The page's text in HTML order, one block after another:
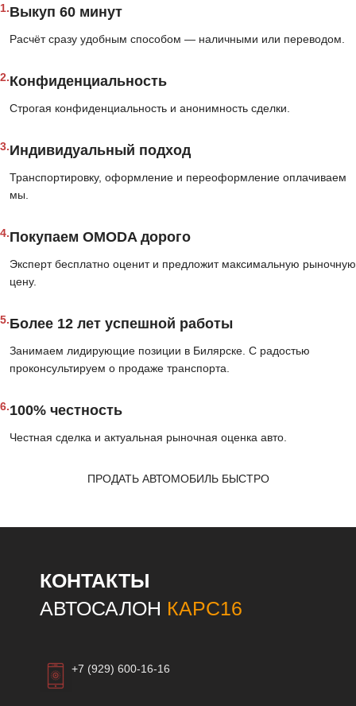
1.Выкуп 60 минут
Расчёт сразу удобным способом — наличными или переводом.
2.Конфиденциальность
Строгая конфиденциальность и анонимность сделки.
3.Индивидуальный подход
Транспортировку, оформление и переоформление оплачиваем
мы.
4.Покупаем OMODA дорого
Эксперт бесплатно оценит и предложит максимальную рыночную
цену.
5.Более 12 лет успешной работы
Занимаем лидирующие позиции в Билярске. С радостью
проконсультируем о продаже транспорта.
6.100% честность
Честная сделка и актуальная рыночная оценка авто.
ПРОДАТЬ АВТОМОБИЛЬ БЫСТРО
КОНТАКТЫ
АВТОСАЛОН КАРС16
+7 (929) 600-16-16